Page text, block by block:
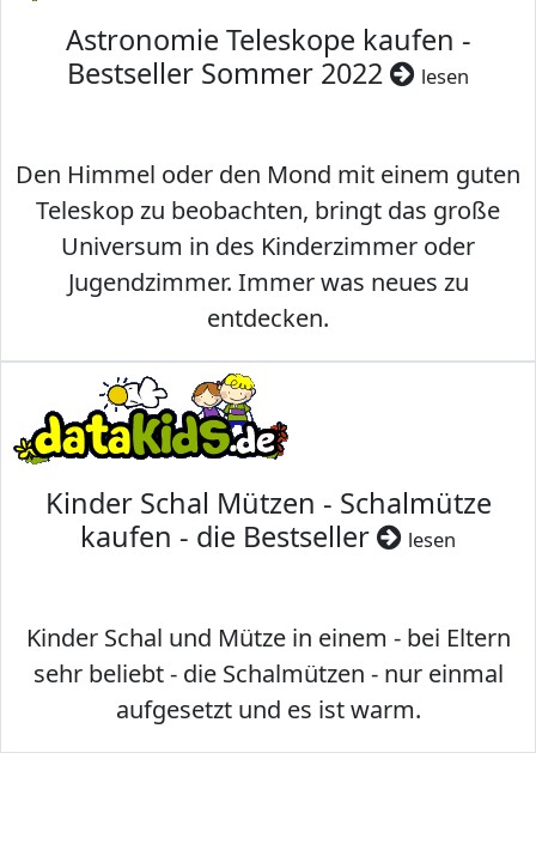
Astronomie Teleskope kaufen -
Bestseller Sommer 2022
lesen
Den Himmel oder den Mond mit einem guten
Teleskop zu beobachten, bringt das große
Universum in des Kinderzimmer oder
Jugendzimmer. Immer was neues zu
entdecken.
Kinder Schal Mützen - Schalmütze
kaufen - die Bestseller
lesen
Kinder Schal und Mütze in einem - bei Eltern
sehr beliebt - die Schalmützen - nur einmal
aufgesetzt und es ist warm.